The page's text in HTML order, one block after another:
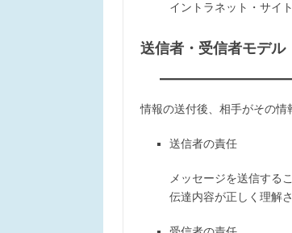
イントラネット・サイ
送信者・受信者モデル
情報の送付後、相手がその
送信者の責任
メッセージを送信する
伝達内容が正しく理解